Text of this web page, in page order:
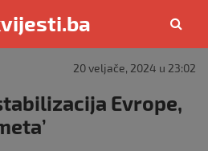
20 veljače, 2024 u 23:02
Evrope,